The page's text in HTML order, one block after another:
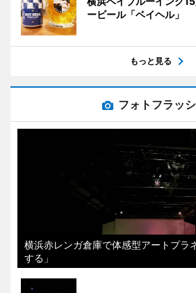
ービール「ベイヘル」
もっと見る
フォトフラッ
横浜赤レンガ倉庫で体感型アートプラ
する」